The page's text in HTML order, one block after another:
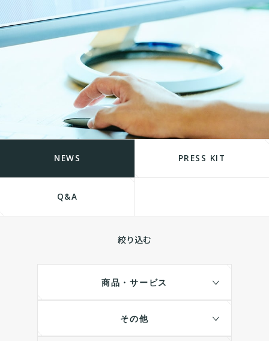
NEWS PRESS KIT
Q&A
絞り込む
商品・サービス
その他